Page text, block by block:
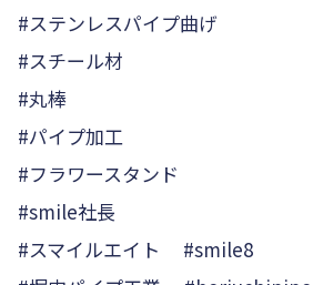
#ステンレスパイプ曲げ
#スチール材
#丸棒
#パイプ加工
#フラワースタンド
#smile社長
#スマイルエイト #smile8